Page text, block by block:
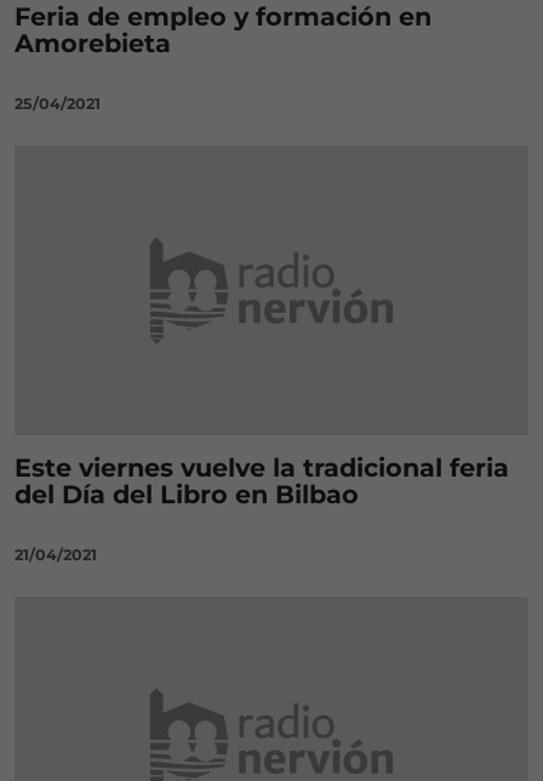
Feria de empleo y formación en
Amorebieta
25/04/2021
Este viernes vuelve la tradicional feria
del Día del Libro en Bilbao
21/04/2021